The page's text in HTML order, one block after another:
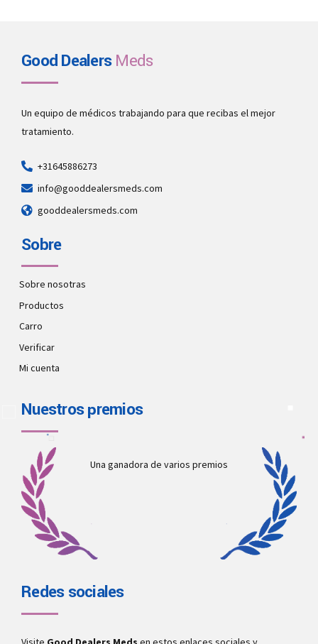
Good DealersMeds
Un equipo de médicos trabajando para que recibas el mejor
tratamiento.
+31645886273
info@gooddealersmeds.com
gooddealersmeds.com
Sobre
Sobre nosotras
Productos
Carro
Verificar
Mi cuenta
Nuestros premios
Una ganadora de varios premios
Redes sociales